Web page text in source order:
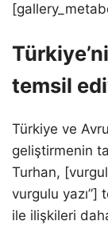
temsil
Türkiye ve
geliştirmenin
Turhan,
vurgulu yazı”]
ile ilişkileri